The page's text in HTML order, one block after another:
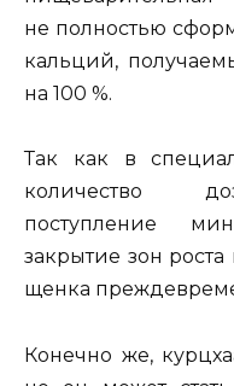
не полностью
кальций,
на 100 %.
Так как в
количество
поступление
закрытие зон
щенка
Конечно же,